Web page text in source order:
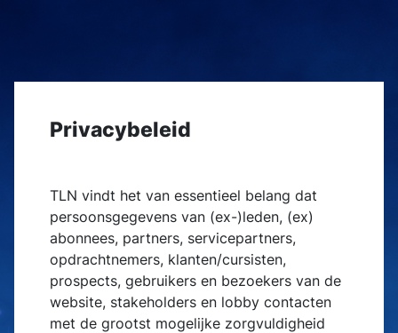
Privacybeleid
TLN vindt het van essentieel belang dat
persoonsgegevens van (ex-)leden, (ex)
abonnees, partners, servicepartners,
opdrachtnemers, klanten/cursisten,
prospects, gebruikers en bezoekers van de
website, stakeholders en lobby contacten
met de grootst mogelijke zorgvuldigheid